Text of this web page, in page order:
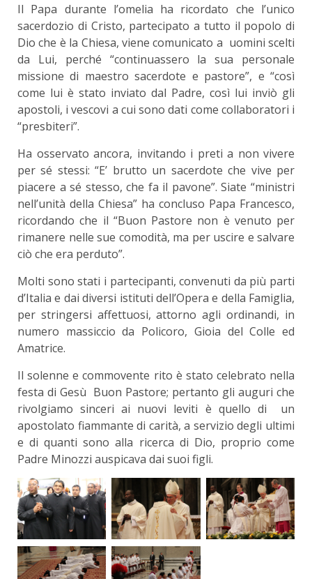
Il Papa durante l’omelia ha ricordato che l’unico
sacerdozio di Cristo, partecipato a tutto il popolo di
Dio che è la Chiesa, viene comunicato a uomini scelti
da Lui, perché “continuassero la sua personale
missione di maestro sacerdote e pastore”, e “così
come lui è stato inviato dal Padre, così lui inviò gli
apostoli, i vescovi a cui sono dati come collaboratori i
“presbiteri”.
Ha osservato ancora, invitando i preti a non vivere
per sé stessi: “E’ brutto un sacerdote che vive per
piacere a sé stesso, che fa il pavone”. Siate “ministri
nell’unità della Chiesa” ha concluso Papa Francesco,
ricordando che il “Buon Pastore non è venuto per
rimanere nelle sue comodità, ma per uscire e salvare
ciò che era perduto”.
Molti sono stati i partecipanti, convenuti da più parti
d’Italia e dai diversi istituti dell’Opera e della Famiglia,
per stringersi affettuosi, attorno agli ordinandi, in
numero massiccio da Policoro, Gioia del Colle ed
Amatrice.
Il solenne e commovente rito è stato celebrato nella
festa di Gesù Buon Pastore; pertanto gli auguri che
rivolgiamo sinceri ai nuovi leviti è quello di un
apostolato fiammante di carità, a servizio degli ultimi
e di quanti sono alla ricerca di Dio, proprio come
Padre Minozzi auspicava dai suoi figli.